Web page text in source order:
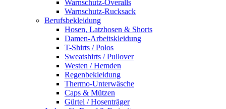
Warnschutz-Overalls
Warnschutz-Rucksack
Berufsbekleidung
Hosen, Latzhosen & Shorts
Damen-Arbeitskleidung
T-Shirts / Polos
Sweatshirts / Pullover
Westen / Hemden
Regenbekleidung
Thermo-Unterwäsche
Caps & Mützen
Gürtel / Hosenträger